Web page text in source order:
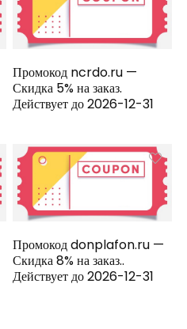
Промокод ncrdo.ru —
Скидка 5% на заказ.
Действует до 2026-12-31
Промокод donplafon.ru —
Скидка 8% на заказ..
Действует до 2026-12-31